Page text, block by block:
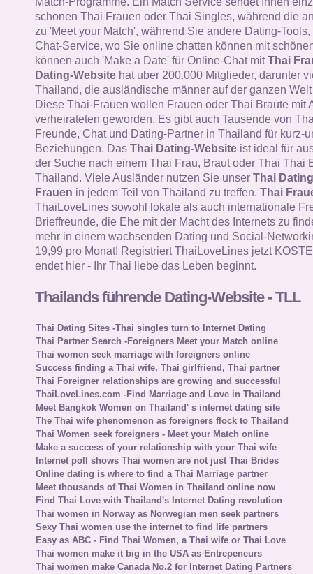
schonen Thai Frauen oder Thai Singles, während die
zu 'Meet your Match', während Sie andere Dating-
Chat-Service, wo Sie online chatten können mit
können auch 'Make a Date' für Online-Chat mitThai
Dating-Websitehat uber 200.000 Mitglieder, darunter
Thailand, die ausländische männer auf der ganzen
Diese Thai-Frauen wollen Frauen oder Thai Braute mit
verheirateten geworden. Es gibt auch Tausende von
Freunde, Chat und Dating-Partner in Thailand für kurz-
Beziehungen. Das Thai Dating-Websiteist ideal für
der Suche nach einem Thai Frau, Braut oder Thai Thai
Thailand. Viele Ausländer nutzen Sie unser Thai
Frauen in jedem Teil von Thailand zu treffen. Thai
ThaiLoveLines sowohl lokale als auch internationale
Brieffreunde, die Ehe mit der Macht des Internets zu
mehr in einem wachsenden Dating und Social-
19,99 pro Monat! Registriert ThaiLoveLines jetzt
endet hier - Ihr Thai liebe das Leben beginnt.
Thailands führende Dating-Website - TLL
Thai Dating Sites -Thai singles turn to Internet Dating
Thai Partner Search -Foreigners Meet your Match online
Thai women seek marriage with foreigners online
Success finding a Thai wife, Thai girlfriend, Thai partner
Thai Foreigner relationships are growing and successful
ThaiLoveLines.com -Find Marriage and Love in Thailand
Meet Bangkok Women on Thailand' s internet dating site
The Thai wife phenomenon as foreigners flock to Thailand
Thai Women seek foreigners - Meet your Match online
Make a success of your relationship with your Thai wife
Internet poll shows Thai women are not just Thai Brides
Online dating is where to find a Thai Marriage partner
Meet thousands of Thai Women in Thailand online now
Find Thai Love with Thailand's Internet Dating revolution
Thai women in Norway as Norwegian men seek partners
Sexy Thai women use the internet to find life partners
Easy as ABC - Find Thai Women, a Thai wife or Thai Love
Thai women make it big in the USA as Entrepeneurs
Thai women make Canada No.2 for Internet Dating Partners